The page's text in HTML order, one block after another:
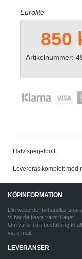
Eurolite
850
Artikelnummer:
Halv spegelboll.
Levereras komplett med
KÖPINFORMATION
Din weborder behandlas
Vi har de flesta varor i lager.
Om varor i din beställning
via e-mail.
LEVERANSER